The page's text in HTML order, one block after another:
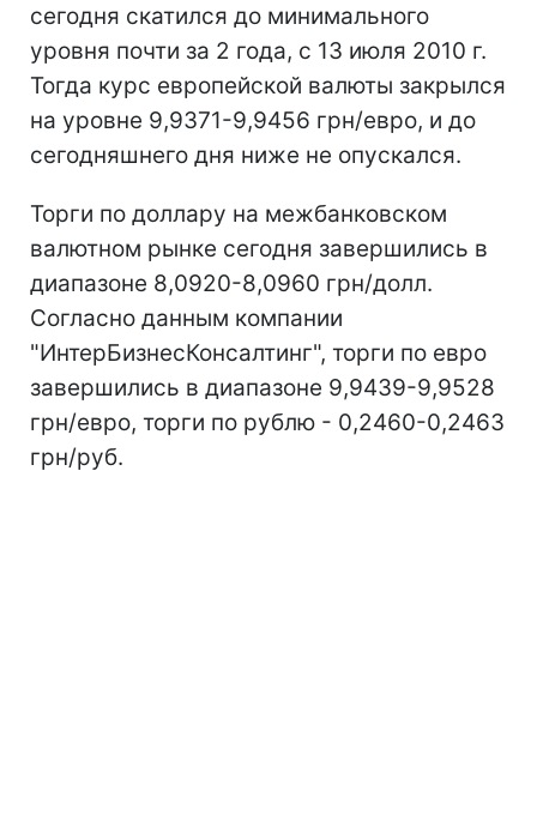
сегодня скатился до минимального
уровня почти за 2 года, с 13 июля 2010 г.
Тогда курс европейской валюты закрылся
на уровне 9,9371-9,9456 грн/евро, и до
сегодняшнего дня ниже не опускался.
Торги по доллару на межбанковском
валютном рынке сегодня завершились в
диапазоне 8,0920-8,0960 грн/долл.
Согласно данным компании
"ИнтерБизнесКонсалтинг", торги по евро
завершились в диапазоне 9,9439-9,9528
грн/евро, торги по рублю - 0,2460-0,2463
грн/руб.